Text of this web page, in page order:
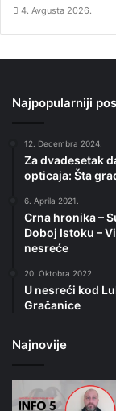
4. Avgusta 2026.
Najpopularniji
12. Decembra 2024.
Za dvadesetak
opticaja: Šta
6. Aprila 2021.
Crna hronika –
Doboj Istoku –
nesreće
20. Oktobra 2022.
U nesreći kod
Gračanice
Najnovije